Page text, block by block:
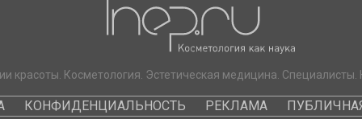
красоты. Косметология. Эстетическая медицина. Специалисты.
КОНФИДЕНЦИАЛЬНОСТЬ РЕКЛАМА